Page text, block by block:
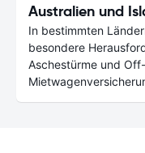
Australien und
In bestimmten
besondere
Aschestürme und